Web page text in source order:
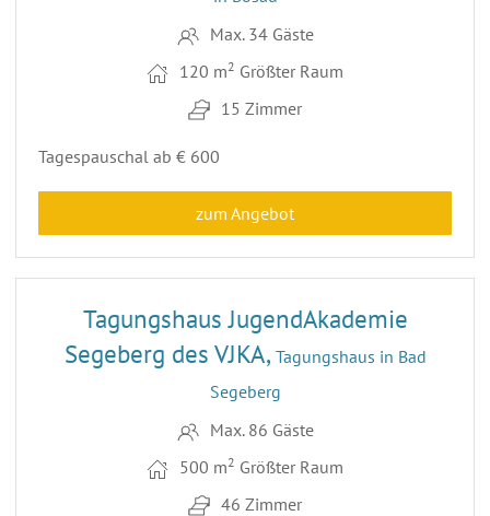
Max. 34 Gäste
120 m2 Größter Raum
15 Zimmer
Tagespauschal ab € 600
zum Angebot
12
Tagungshaus JugendAkademie
Segeberg des VJKA, Tagungshaus in Bad
Segeberg
Max. 86 Gäste
500 m2 Größter Raum
46 Zimmer